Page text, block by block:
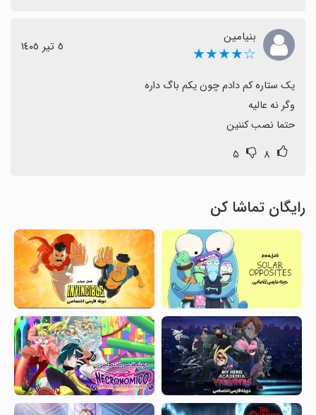
بنیامین
☆★★★★ ٥ تیر ١٤٠٥
حتما نصب کننین
۸ ۵
رایگان تماشا کن